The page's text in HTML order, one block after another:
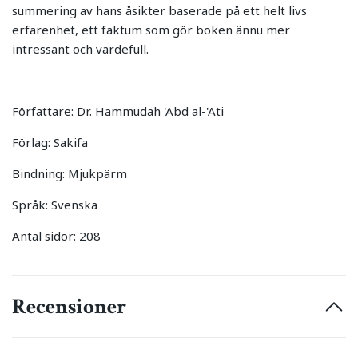
summering av hans åsikter baserade på ett helt livs
erfarenhet, ett faktum som gör boken ännu mer
intressant och värdefull.
Författare: Dr. Hammudah 'Abd al-'Ati
Förlag: Sakifa
Bindning: Mjukpärm
Språk: Svenska
Antal sidor: 208
Recensioner